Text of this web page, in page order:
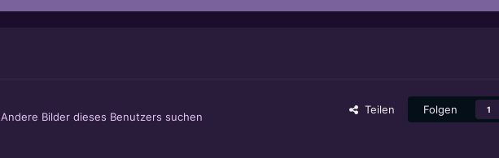
Andere Bilder dieses Benutzers suchen
Teilen Folgen 1